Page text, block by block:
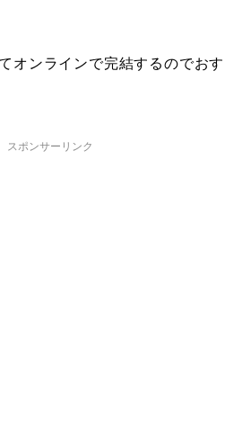
オンラインで完結するのでおす
スポンサーリンク